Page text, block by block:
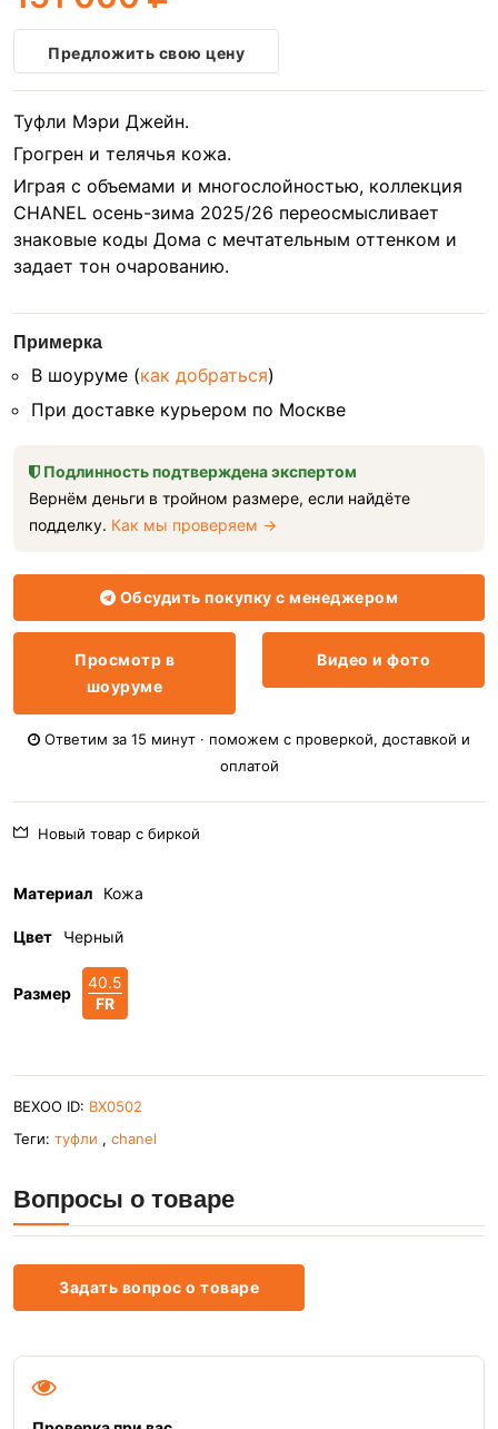
Предложить свою цену
Туфли Мэри Джейн.
Грогрен и телячья кожа.
Играя с объемами и многослойностью, коллекция
CHANEL осень-зима 2025/26 переосмысливает
знаковые коды Дома с мечтательным оттенком и
задает тон очарованию.
Примерка
В шоуруме (как добраться)
При доставке курьером по Москве
Подлинность подтверждена экспертом
Вернём деньги в тройном размере, если найдёте
подделку. Как мы проверяем →
Обсудить покупку с менеджером
Просмотр в
шоуруме
Видео и фото
Ответим за 15 минут · поможем с проверкой, доставкой и
оплатой
Новый товар с биркой
Материал Кожа
Цвет Черный
Размер
40.5
FR
BEXOO ID: BX0502
Теги: туфли , chanel
Вопросы о товаре
Задать вопрос о товаре